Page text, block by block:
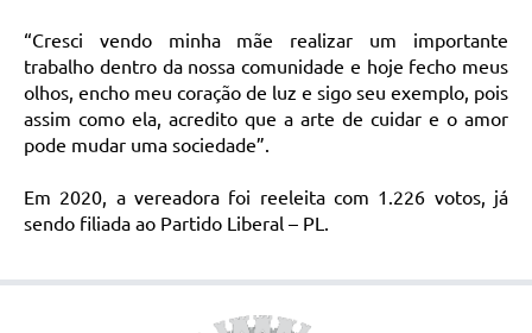
“Cresci vendo minha mãe realizar um importante
trabalho dentro da nossa comunidade e hoje fecho meus
olhos, encho meu coração de luz e sigo seu exemplo, pois
assim como ela, acredito que a arte de cuidar e o amor
pode mudar uma sociedade”.
Em 2020, a vereadora foi reeleita com 1.226 votos, já
sendo filiada ao Partido Liberal – PL.